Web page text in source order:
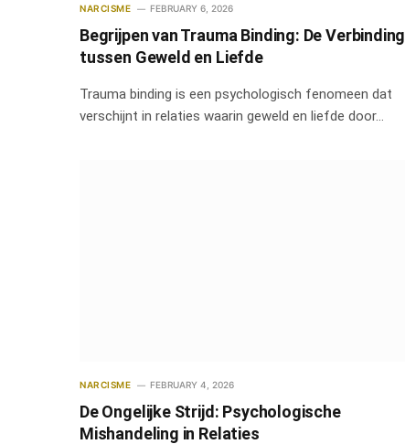
NARCISME FEBRUARY 6, 2026
Begrijpen van Trauma Binding: De Verbinding
tussen Geweld en Liefde
Trauma binding is een psychologisch fenomeen dat
verschijnt in relaties waarin geweld en liefde door…
NARCISME FEBRUARY 4, 2026
De Ongelijke Strijd: Psychologische
Mishandeling in Relaties